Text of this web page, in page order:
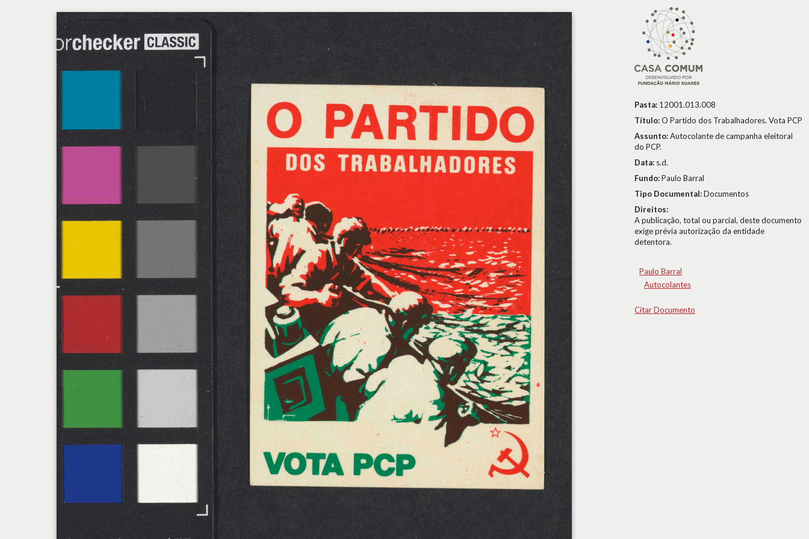
Pasta: 12001.013.008
Título:O Partido dos Trabalhadores. Vota PCP
Assunto:Autocolante de campanha eleitoral
do PCP.
Data: s.d.
Fundo:Paulo Barral
Tipo Documental:Documentos
Direitos:
A publicação, total ou parcial, deste documento
exige prévia autorização da entidade
detentora.
Paulo Barral
Autocolantes
Citar Documento